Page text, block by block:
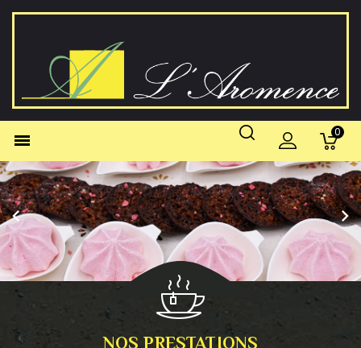
 0
 
NOS PRESTATIONS